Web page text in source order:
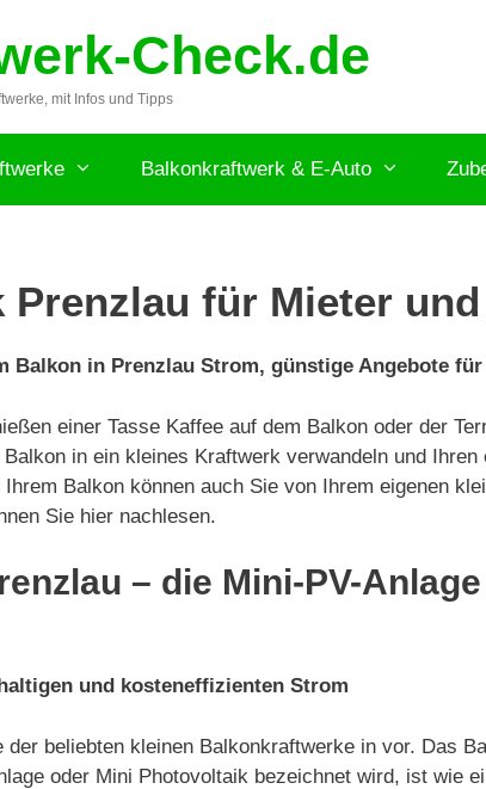
Check.de
mit Infos und Tipps
Balkonkraftwerk & E-Auto
für Mieter
Balkon in Prenzlau Strom, günstige Angebote
einer Tasse Kaffee auf dem Balkon oder der
in ein kleines Kraftwerk verwandeln und
Balkon können auch Sie von Ihrem eigenen
Sie hier nachlesen.
– die Mini-PV-
und kosteneffizienten Strom
der beliebten kleinen Balkonkraftwerke in vor. Das
oder Mini Photovoltaik bezeichnet wird, ist wie